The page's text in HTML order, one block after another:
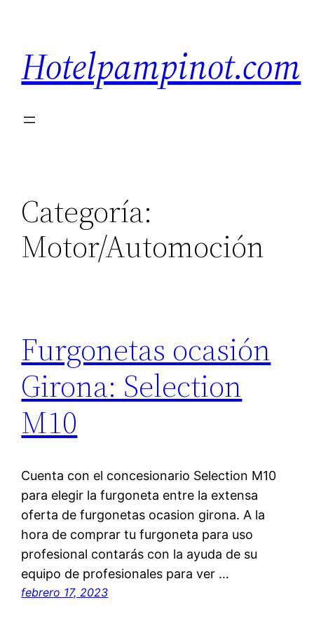
contenido
Hotelpampinot.com
Categoría:
Motor/Automoción
Furgonetas ocasión
Girona: Selection
M10
Cuenta con el concesionario Selection M10
para elegir la furgoneta entre la extensa
oferta de furgonetas ocasion girona. A la
hora de comprar tu furgoneta para uso
profesional contarás con la ayuda de su
equipo de profesionales para ver …
febrero 17, 2023